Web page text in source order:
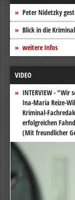
Peter Nidetzky
Blick in die
weitere Infos
VIDEO
INTERVIEW - "Wir
Ina-Maria Reize-
Kriminal-
erfolgreichen
(Mit freundlicher
Video-
Player